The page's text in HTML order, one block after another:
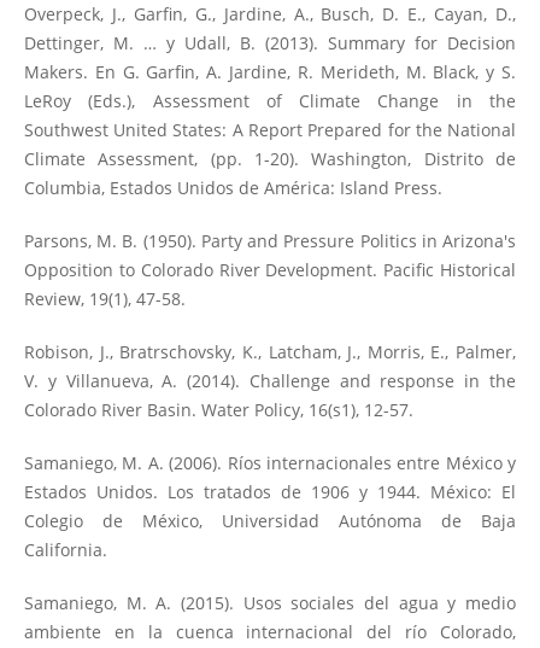
Overpeck, J., Garfin, G., Jardine, A., Busch, D. E., Cayan, D.,
Dettinger, M. … y Udall, B. (2013). Summary for Decision
Makers. En G. Garfin, A. Jardine, R. Merideth, M. Black, y S.
LeRoy (Eds.), Assessment of Climate Change in the
Southwest United States: A Report Prepared for the National
Climate Assessment, (pp. 1-20). Washington, Distrito de
Columbia, Estados Unidos de América: Island Press.
Parsons, M. B. (1950). Party and Pressure Politics in Arizona's
Opposition to Colorado River Development. Pacific Historical
Review, 19(1), 47-58.
Robison, J., Bratrschovsky, K., Latcham, J., Morris, E., Palmer,
V. y Villanueva, A. (2014). Challenge and response in the
Colorado River Basin. Water Policy, 16(s1), 12-57.
Samaniego, M. A. (2006). Ríos internacionales entre México y
Estados Unidos. Los tratados de 1906 y 1944. México: El
Colegio de México, Universidad Autónoma de Baja
California.
Samaniego, M. A. (2015). Usos sociales del agua y medio
ambiente en la cuenca internacional del río Colorado,